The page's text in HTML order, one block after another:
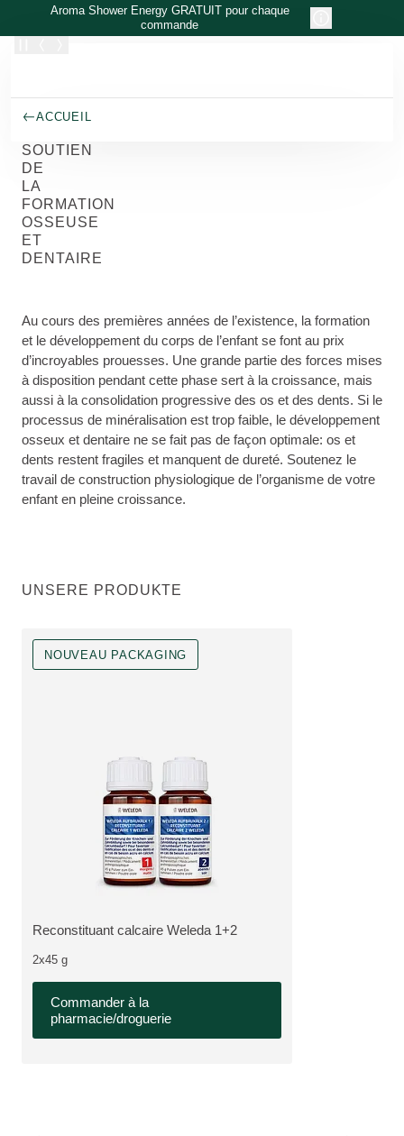
Allez au contenu principal
Aroma Shower Energy GRATUIT pour chaque
commande
ACCUEIL
SOUTIEN
DE
LA
FORMATION
OSSEUSE
ET
DENTAIRE
Au cours des premières années de l’existence, la formation
et le développement du corps de l’enfant se font au prix
d’incroyables prouesses. Une grande partie des forces mises
à disposition pendant cette phase sert à la croissance, mais
aussi à la consolidation progressive des os et des dents. Si le
processus de minéralisation est trop faible, le développement
osseux et dentaire ne se fait pas de façon optimale: os et
dents restent fragiles et manquent de dureté. Soutenez le
travail de construction physiologique de l’organisme de votre
enfant en pleine croissance.
UNSERE PRODUKTE
NOUVEAU PACKAGING
PLUS:
Reconstituant calcaire Weleda 1+2
2x45 g
Commander à la
pharmacie/droguerie